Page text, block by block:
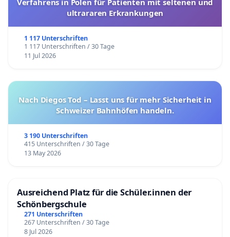
ultrararen Erkrankungen
1 117 Unterschriften
1 117 Unterschriften / 30 Tage
11 Jul 2026
Nach Diegos Tod – Lasst uns für mehr Sicherheit in
Schweizer Bahnhöfen handeln.
3 190 Unterschriften
415 Unterschriften / 30 Tage
13 May 2026
Ausreichend Platz für die Schüler.innen der
Schönbergschule
271 Unterschriften
267 Unterschriften / 30 Tage
8 Jul 2026